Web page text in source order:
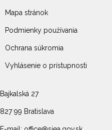
Bajkalská 27
827 99 Bratislava
Mapa stránok
Podmienky používania
Ochrana súkromia
Vyhlásenie o prístupnosti